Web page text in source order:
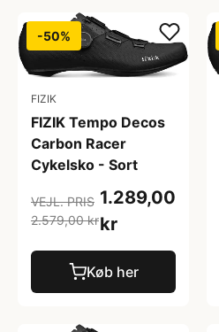
-50%
FIZIK
FIZIK Tempo Decos
Carbon Racer
Cykelsko - Sort
VEJL. PRIS
2.579,00 kr
1.289,00
kr
Køb her